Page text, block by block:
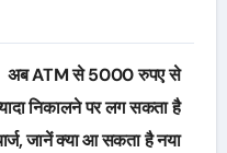
अब ATM से 5000 रुपए से
निकालने पर लग सकता है
जानें क्या आ सकता है नया